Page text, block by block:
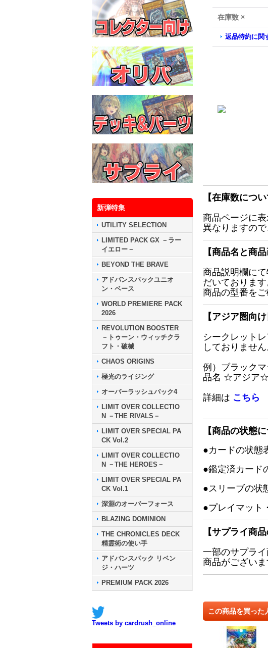
新弾特集
UTILITY SELECTION
LIMITED PACK GX －ラー
イエロー－
BEYOND THE BRAVE
アドバンスパックユニオ
ン・ベース
WORLD PREMIERE PACK
2026
REVOLUTION BOOSTER
－トゥーン・ウィッチクラ
フト・破械
CHAOS ORIGINS
極光のライジング
オーバーラッシュパック4
LIMIT OVER COLLECTIO
N －THE RIVALS－
LIMIT OVER SPECIAL PA
CK Vol.2
LIMIT OVER COLLECTIO
N －THE HEROES－
LIMIT OVER SPECIAL PA
CK Vol.1
深淵のオーバーフォース
BLAZING DOMINION
THE CHRONICLES DECK
精霊術の使い手
アドバンスパック リベン
ジ・ハーツ
PREMIUM PACK 2026
Tweets by cardrush_online
在庫数 ×
返品特約に関
【在庫数につい
商品ページに
異なりますので
【商品名と商
商品説明欄に
だいておりま
商品の型番を
【アジア圏向
シークレット
しておりません
例）ブラック
品名 ☆アジア☆
詳細は こちら
【商品の状態に
●カードの状態
●鑑定済カード
●スリーブの状
●プレイマット
【サプライ商
一部のサプラ
商品がございま
この商品を買った